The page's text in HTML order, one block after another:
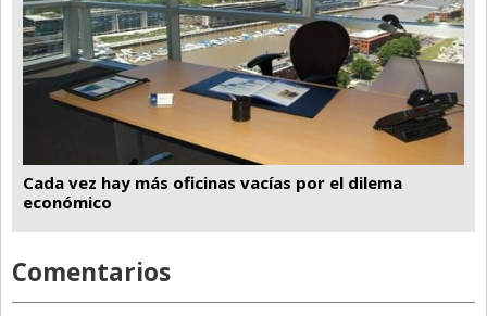
Cada vez hay más oficinas vacías por el dilema
económico
Comentarios